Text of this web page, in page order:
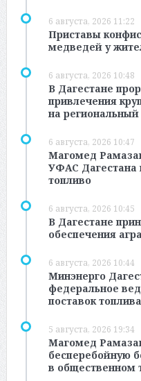
6 августа, 2026 11:22
Приставы
медведей у
6 августа, 2026 10:48
В Дагестане
привлечения
на
6 августа, 2026 10:47
Магомед
УФАС Дагестана
топливо
6 августа, 2026 10:45
В Дагестане
обеспечения
6 августа, 2026 10:44
Минэнерго
федеральное
поставок
5 августа, 2026 19:34
Магомед
бесперебойную
в общественном